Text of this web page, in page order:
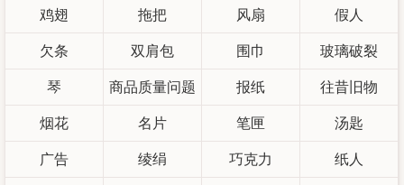
鸡翅 拖把 风扇 假人
欠条 双肩包 围巾 玻璃破裂
琴 商品质量问题 报纸 往昔旧物
烟花 名片 笔匣 汤匙
广告 绫绢 巧克力 纸人